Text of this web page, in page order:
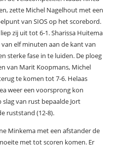
zette Michel Nagelhout met een
van SIOS op het scorebord.
zij uit tot 6-1. Sharissa Huitema
elf minuten aan de kant van
sterke fase in te luiden. De ploeg
van Marit Koopmans, Michel
te komen tot 7-6. Helaas
weer een voorsprong kon
van rust bepaalde Jort
ruststand (12-8).
Minkema met een afstander de
met tot scoren komen. Er